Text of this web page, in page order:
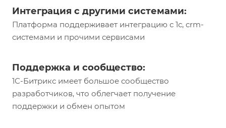
Интеграция с другими системами:
Платформа поддерживает интеграцию с 1с, crm-
системами и прочими сервисами
Поддержка и сообщество:
1С-Битрикс имеет большое сообщество
разработчиков, что облегчает получение
поддержки и обмен опытом